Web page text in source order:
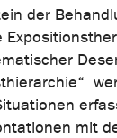
der
mit